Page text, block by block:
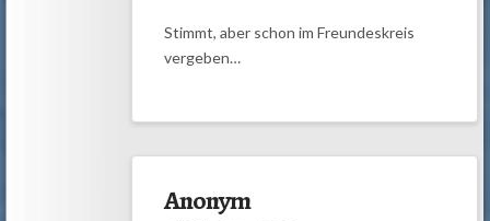
Stimmt, aber schon im Freundeskreis
vergeben…
Anonym